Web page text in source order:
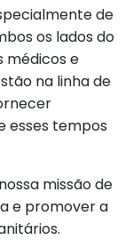
de
os lados do
médicos e
na linha de
esses tempos
missão de
e promover a